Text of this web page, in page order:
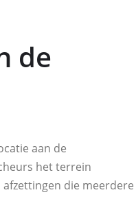
de
aan de
het terrein
die meerdere